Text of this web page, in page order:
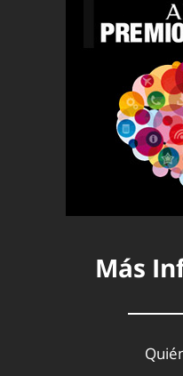
Más